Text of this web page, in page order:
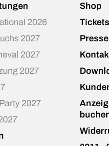
2026
2027
2027
2027
2027
Shop
Tickets